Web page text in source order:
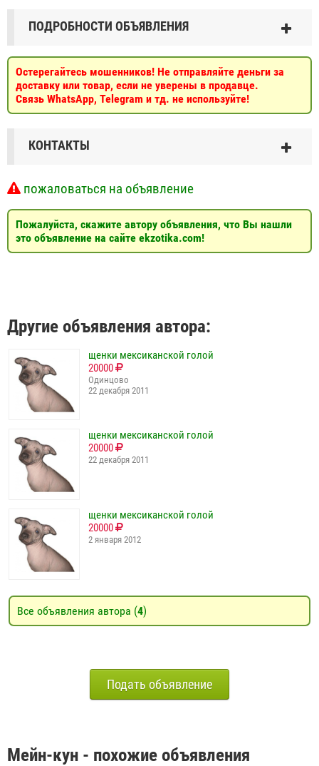
ПОДРОБНОСТИ ОБЪЯВЛЕНИЯ
Остерегайтесь мошенников! Не отправляйте деньги за
доставку или товар, если не уверены в продавце.
Связь WhatsApp, Telegram и тд. не используйте!
КОНТАКТЫ
пожаловаться на объявление
Пожалуйста, скажите автору объявления, что Вы нашли
это объявление на сайте ekzotika.com!
Другие объявления автора:
щенки мексиканской голой
20000
Одинцово
22 декабря 2011
щенки мексиканской голой
20000
22 декабря 2011
щенки мексиканской голой
20000
2 января 2012
Все объявления автора (4)
Подать объявление
Мейн-кун - похожие объявления